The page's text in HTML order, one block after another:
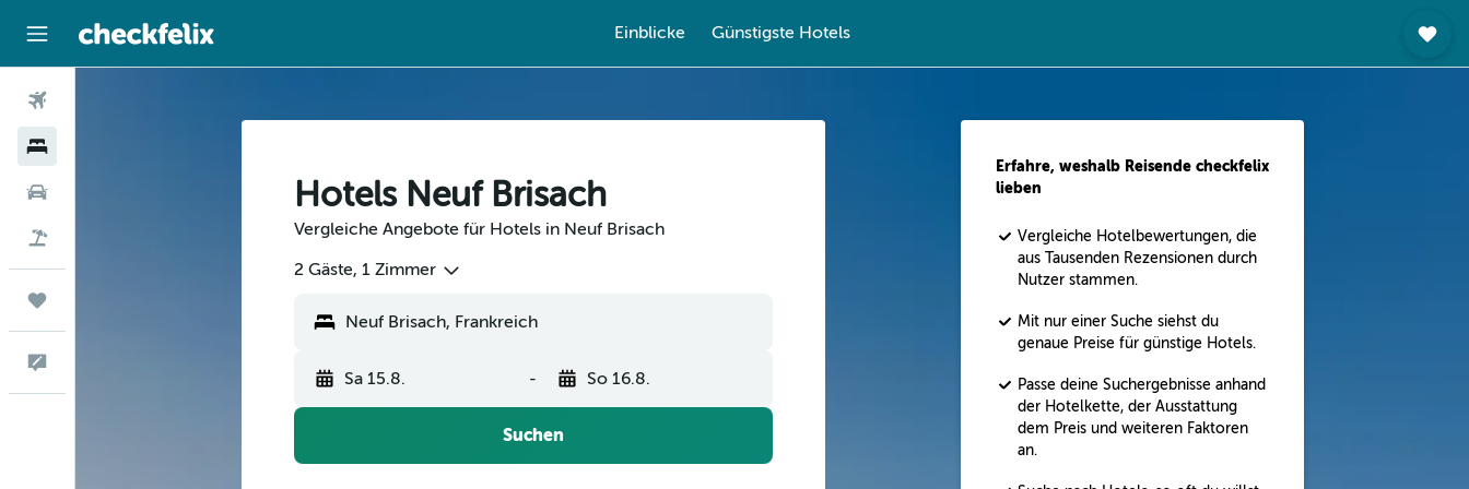
Einblicke Günstigste Hotels
Hotels Neuf Brisach
Vergleiche Angebote für Hotels in Neuf Brisach
2 Gäste, 1 Zimmer
Sa 15.8. - So 16.8.
Suchen
Erfahre, weshalb Reisende checkfelix
lieben
Vergleiche Hotelbewertungen, die
aus Tausenden Rezensionen durch
Nutzer stammen.
Mit nur einer Suche siehst du
genaue Preise für günstige Hotels.
Passe deine Suchergebnisse anhand
der Hotelkette, der Ausstattung
dem Preis und weiteren Faktoren
an.